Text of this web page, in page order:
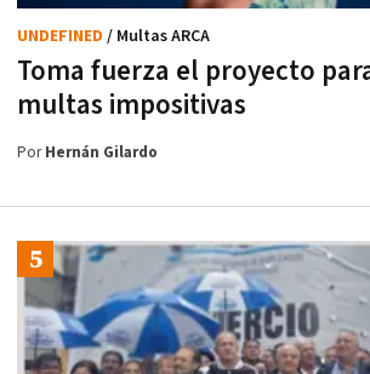
Toma fuerza el proyecto
multas impositivas
UNDEFINED / Multas ARCA
PorHernán Gilardo